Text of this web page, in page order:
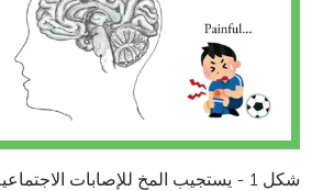
شكل 1 - يستجيب المخ للإصابات الاجتماعية والجسدية.